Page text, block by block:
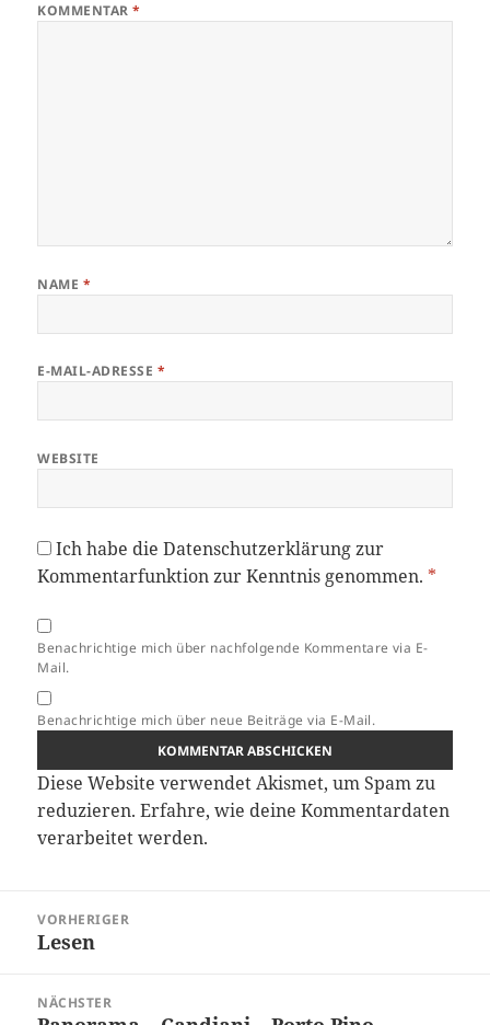
KOMMENTAR*
NAME *
E-MAIL-ADRESSE *
WEBSITE
Ich habe dieDatenschutzerklärungzur
Kommentarfunktion zur Kenntnis genommen. *
Benachrichtige mich über nachfolgende Kommentare via E-
Mail.
Benachrichtige mich über neue Beiträge via E-Mail.
Diese Website verwendet Akismet, um Spam zu
reduzieren.Erfahre, wie deine Kommentardaten
verarbeitet werden.
VORHERIGER
Vorheriger
Lesen
NÄCHSTER